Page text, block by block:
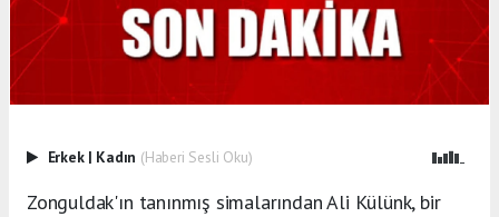
Erkek | Kadın (Haberi Sesli Oku)
Zonguldak'ın tanınmış simalarından Ali Külünk, bir